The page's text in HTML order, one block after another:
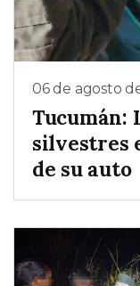
06 de agosto
Tucumán:
silvestres
de su auto